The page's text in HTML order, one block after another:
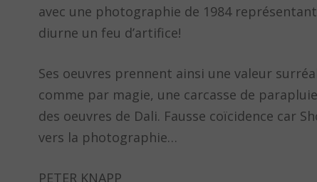
avec une photographie de 1984
diurne un feu d’artifice!
Ses oeuvres prennent ainsi une valeur
comme par magie, une carcasse de
des oeuvres de Dali. Fausse coïcidence car
vers la photographie…
PETER KNAPP